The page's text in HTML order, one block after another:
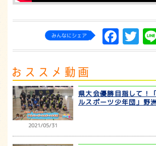
みんなにシェア
2021/05/31
県大会優勝目指して！
ルスポーツ少年団」野